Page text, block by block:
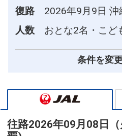
復路
2026年9月9日
人数
おとな2名・こど
条件を変
往路2026年09月08日（